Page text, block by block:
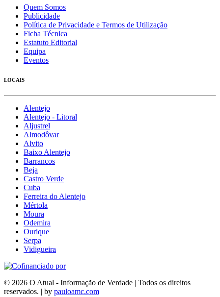
Quem Somos
Publicidade
Política de Privacidade e Termos de Utilização
Ficha Técnica
Estatuto Editorial
Equipa
Eventos
LOCAIS
Alentejo
Alentejo - Litoral
Aljustrel
Almodôvar
Alvito
Baixo Alentejo
Barrancos
Beja
Castro Verde
Cuba
Ferreira do Alentejo
Mértola
Moura
Odemira
Ourique
Serpa
Vidigueira
© 2026 O Atual - Informação de Verdade | Todos os direitos
reservados. | by pauloamc.com